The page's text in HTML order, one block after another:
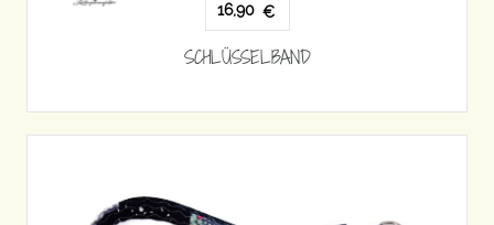
16,90 €
SCHLÜSSELBAND